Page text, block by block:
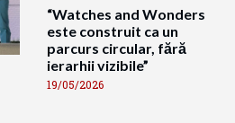
“Watches and Wonders
este construit ca un
parcurs circular, fără
ierarhii vizibile”
19/05/2026